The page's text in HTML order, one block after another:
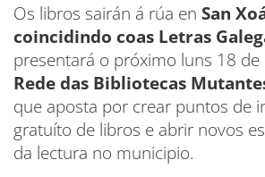
Os libros sairán á rúa en San
coincidindo coas Letras
presentará o próximo luns 18 de
Rede das Bibliotecas
que aposta por crear puntos de
gratuíto de libros e abrir novos
da lectura no municipio.